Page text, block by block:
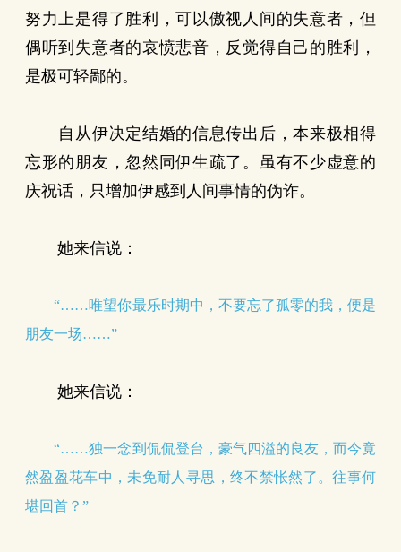
努力上是得了胜利，可以傲视人间的失意者，但
偶听到失意者的哀愤悲音，反觉得自己的胜利，
是极可轻鄙的。
自从伊决定结婚的信息传出后，本来极相得
忘形的朋友，忽然同伊生疏了。虽有不少虚意的
庆祝话，只增加伊感到人间事情的伪诈。
她来信说：
“……唯望你最乐时期中，不要忘了孤零的我，便是
朋友一场……”
她来信说：
“……独一念到侃侃登台，豪气四溢的良友，而今竟
然盈盈花车中，未免耐人寻思，终不禁怅然了。往事何
堪回首？”